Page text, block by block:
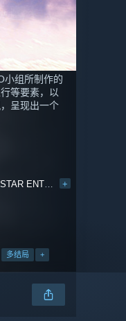
小组所制作的
等要素，以
呈现出一个
ENTERTAINMENT +
多结局 +